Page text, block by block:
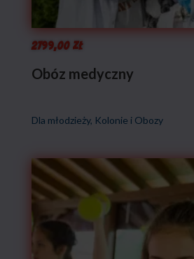
2799,00 zł
Obóz medyczny
Dla młodzieży, Kolonie i Obozy